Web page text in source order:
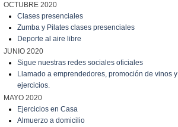
OCTUBRE 2020
Clases presenciales
Zumba y Pilates clases presenciales
Deporte al aire libre
JUNIO 2020
Sigue nuestras redes sociales oficiales
Llamado a emprendedores, promoción de vinos y
ejercicios.
MAYO 2020
Ejercicios en Casa
Almuerzo a domicilio